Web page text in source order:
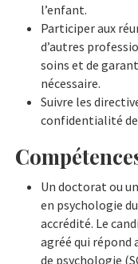
l’enfant.
Participer aux
d’autres
soins et de
nécessaire.
Suivre les
confidentialité
Un doctorat ou
en psychologie
accrédité. Le
agréé qui répond
de psychologie